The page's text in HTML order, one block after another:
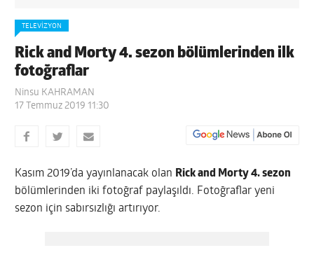
TELEVIZYON
Rick and Morty 4. sezon bölümlerinden ilk
fotoğraflar
Ninsu KAHRAMAN
17 Temmuz 2019 11:30
Kasım 2019’da yayınlanacak olan Rick and Morty 4. sezon
bölümlerinden iki fotoğraf paylaşıldı. Fotoğraflar yeni
sezon için sabırsızlığı artırıyor.